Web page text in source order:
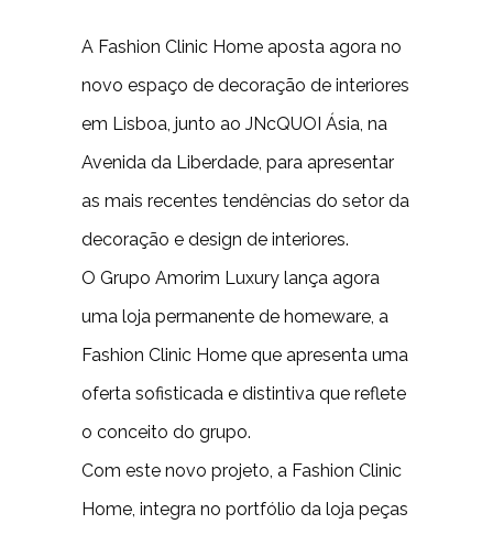
A Fashion Clinic Home aposta agora no
novo espaço de decoração de interiores
em Lisboa, junto ao JNcQUOI Ásia, na
Avenida da Liberdade, para apresentar
as mais recentes tendências do setor da
decoração e design de interiores.
O Grupo Amorim Luxury lança agora
uma loja permanente de homeware, a
Fashion Clinic Home que apresenta uma
oferta sofisticada e distintiva que reflete
o conceito do grupo.
Com este novo projeto, a Fashion Clinic
Home, integra no portfólio da loja peças